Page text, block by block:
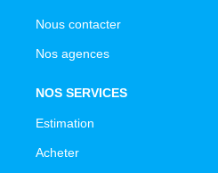
Nous contacter
Nos agences
NOS SERVICES
Estimation
Acheter